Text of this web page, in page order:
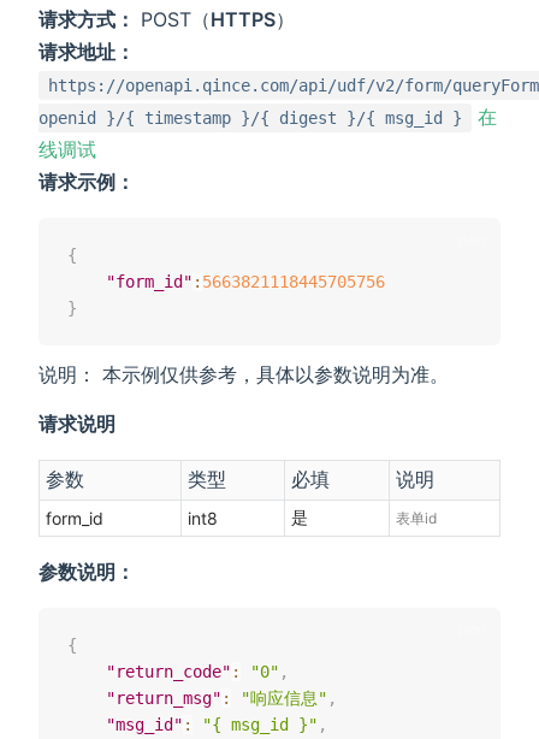
请求方式： POST（HTTPS）
请求地址：
https://openapi.qince.com/api/udf/v2/form/
openid }/{ timestamp }/{ digest }/{ msg_id }
在
线调试
请求示例：
{
"form_id" : 5663821118445705756
}
说明： 本示例仅供参考，具体以参数说明为准。
请求说明
参数 类型 必填 说明
form_id int8 是 表单id
参数说明：
{
"return_code" : "0" ,
"return_msg" : "响应信息" ,
"msg_id" : "{ msg_id }" ,